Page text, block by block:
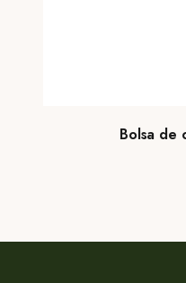
Bolsa de